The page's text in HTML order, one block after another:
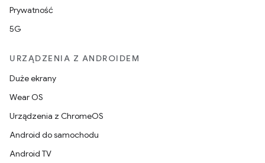
Prywatność
5G
URZĄDZENIA Z ANDROIDEM
Duże ekrany
Wear OS
Urządzenia z ChromeOS
Android do samochodu
Android TV